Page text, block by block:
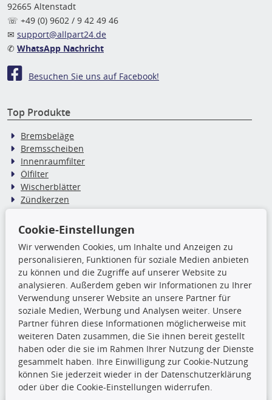
92665 Altenstadt
☏ +49 (0) 9602 / 9 42 49 46
✉ support@allpart24.de
✆ WhatsApp Nachricht
Besuchen Sie uns auf Facebook!
Top Produkte
Bremsbeläge
Bremsscheiben
Innenraumfilter
Ölfilter
Wischerblätter
Zündkerzen
TecDoc Inside
Die hier angezeigten Daten,
insbesondere die gesamte Datenbank,
dürfen nicht kopiert werden. Es ist zu
unterlassen, die Daten oder die gesamte Datenbank ohne
vorherige Zustimmung TecDocs zu vervielfältigen, zu
verbreiten und/oder diese Handlungen durch Dritte ausführen
zu lassen. Ein Zuwiderhandeln stellt eine
Urheberrechtsverletzung dar und wird verfolgt.
Ronny’s Newsletter
Cookie-Einstellungen
Wir verwenden Cookies, um Inhalte und Anzeigen zu
personalisieren, Funktionen für soziale Medien anbieten
zu können und die Zugriffe auf unserer Website zu
analysieren. Außerdem geben wir Informationen zu Ihrer
Verwendung unserer Website an unsere Partner für
soziale Medien, Werbung und Analysen weiter. Unsere
Partner führen diese Informationen möglicherweise mit
weiteren Daten zusammen, die Sie ihnen bereit gestellt
haben oder die sie im Rahmen Ihrer Nutzung der Dienste
gesammelt haben. Ihre Einwilligung zur Cookie-Nutzung
können Sie jederzeit wieder in der Datenschutzerklärung
oder über die Cookie-Einstellungen widerrufen.